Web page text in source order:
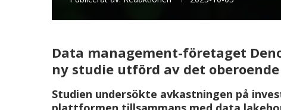
Data management-företaget
ny studie utförd av det
Studien undersökte avkastningen på